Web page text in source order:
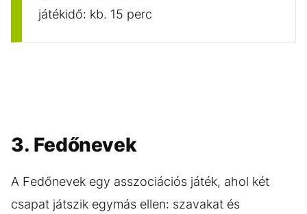
játékidő: kb. 15 perc
3. Fedőnevek
A Fedőnevek egy asszociációs játék, ahol két
csapat játszik egymás ellen: szavakat és